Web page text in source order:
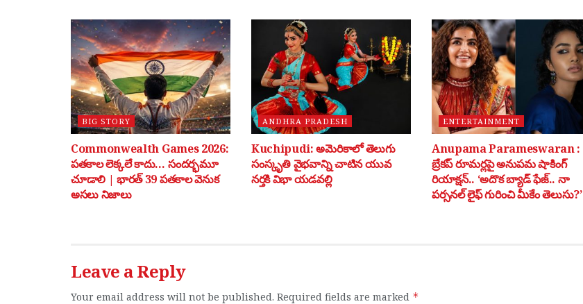
BIG STORY
Commonwealth Games 2026:
పతకాల లెక్కలే కాదు… సందర్భమూ
చూడాలి | భారత్ 39 పతకాల వెనుక
అసలు నిజాలు
ANDHRA PRADESH
Kuchipudi: అమెరికాలో తెలుగు
సంస్కృతి వైభవాన్ని చాటిన యువ
నర్తకి విభా యడవల్లి
ENTERTAINMENT
Anupama Parameswaran :
బ్రేకప్ రూమర్లపై అనుపమ షాకింగ్
రియాక్షన్.. ‘అదొక బ్యాడ్ ఫేజ్.. నా
పర్సనల్ లైఫ్ గురించి మీకేం తెలుసు?’
Leave a Reply
Your email address will not be published. Required fields are marked *